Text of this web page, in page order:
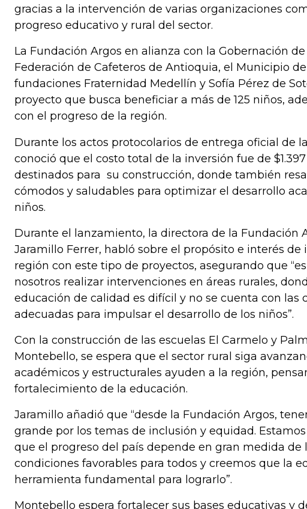
gracias a la intervención de varias organizaciones
progreso educativo y rural del sector.
La Fundación Argos en alianza con la Gobernación
Federación de Cafeteros de Antioquia, el Municipio
fundaciones Fraternidad Medellín y Sofía Pérez de
proyecto que busca beneficiar a más de 125 niños,
con el progreso de la región.
Durante los actos protocolarios de entrega oficial de
conoció que el costo total de la inversión fue de
destinados para su construcción, donde también
cómodos y saludables para optimizar el desarrollo
niños.
Durante el lanzamiento, la directora de la Fundación
Jaramillo Ferrer, habló sobre el propósito e interés de
región con este tipo de proyectos, asegurando que
nosotros realizar intervenciones en áreas rurales,
educación de calidad es difícil y no se cuenta con las
adecuadas para impulsar el desarrollo de los niños”.
Con la construcción de las escuelas El Carmelo y
Montebello, se espera que el sector rural siga
académicos y estructurales ayuden a la región,
fortalecimiento de la educación.
Jaramillo añadió que “desde la Fundación Argos,
grande por los temas de inclusión y equidad.
que el progreso del país depende en gran medida de
condiciones favorables para todos y creemos que la
herramienta fundamental para lograrlo”.
Montebello espera fortalecer sus bases educativas y